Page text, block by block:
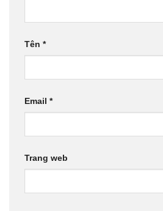
Tên *
Email *
Trang web